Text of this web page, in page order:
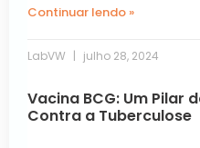
Continuar lendo »
LabVW julho 28, 2024
Vacina BCG: Um Pilar
Contra a Tuberculose